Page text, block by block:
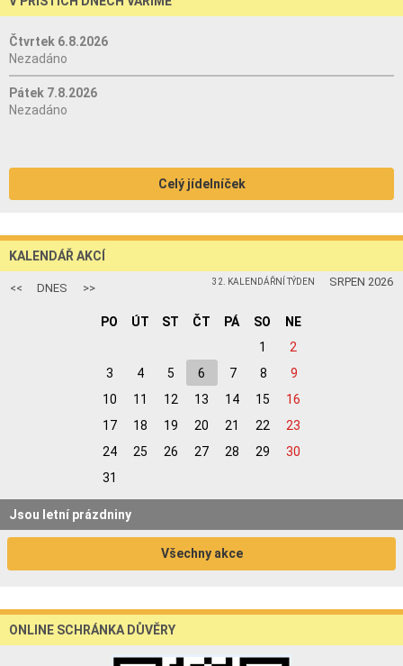
Čtvrtek 6.8.2026
Nezadáno
Pátek 7.8.2026
Nezadáno
Celý jídelníček
KALENDÁŘ AKCÍ
<< DNES >> SRPEN 2026
32. KALENDÁŘNÍ TÝDEN
PO ÚT ST ČT PÁ SO
NE
1
2
3
4 5 6 7 8
9
10
11 12 13 14 15
16
17
18 19 20 21 22
23
24
25 26 27 28 29
30
31
Jsou letní prázdniny
Všechny akce
ONLINE SCHRÁNKA DŮVĚRY